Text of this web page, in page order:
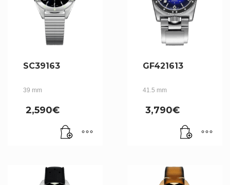
SC39163
39 mm
2,590€
GF421613
41.5 mm
3,790€